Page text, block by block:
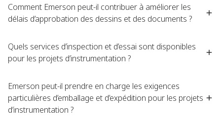
Comment Emerson peut-il contribuer à améliorer les
délais d’approbation des dessins et des documents ?
Quels services d’inspection et d’essai sont disponibles
pour les projets d’instrumentation ?
Emerson peut-il prendre en charge les exigences
particulières d’emballage et d’expédition pour les projets
d’instrumentation ?